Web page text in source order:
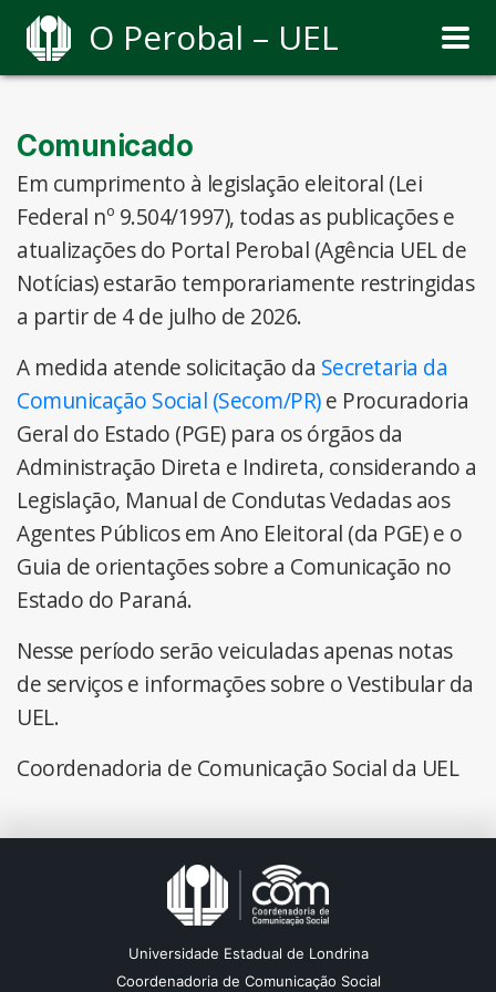
O Perobal – UEL
Comunicado
Em cumprimento à legislação eleitoral (Lei
Federal nº 9.504/1997), todas as publicações e
atualizações do Portal Perobal (Agência UEL de
Notícias) estarão temporariamente restringidas
a partir de 4 de julho de 2026.
A medida atende solicitação da Secretaria da
Comunicação Social (Secom/PR)e Procuradoria
Geral do Estado (PGE) para os órgãos da
Administração Direta e Indireta, considerando a
Legislação, Manual de Condutas Vedadas aos
Agentes Públicos em Ano Eleitoral (da PGE) e o
Guia de orientações sobre a Comunicação no
Estado do Paraná.
Nesse período serão veiculadas apenas notas
de serviços e informações sobre o Vestibular da
UEL.
Coordenadoria de Comunicação Social da UEL
Universidade Estadual de Londrina
Coordenadoria de Comunicação Social